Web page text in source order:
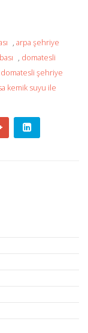
, arpa şehriye
, domatesli
şehriye
kemik suyu ile